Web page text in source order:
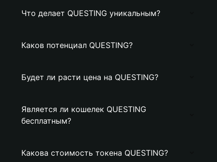
Что делает QUESTING уникальным?
Каков потенциал QUESTING?
Будет ли расти цена на QUESTING?
Является ли кошелек QUESTING
бесплатным?
Какова стоимость токена QUESTING?